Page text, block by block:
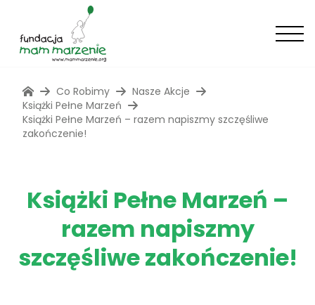
Co Robimy
Nasze Akcje
Książki Pełne Marzeń
Książki Pełne Marzeń – razem napiszmy szczęśliwe
zakończenie!
Książki Pełne Marzeń –
razem napiszmy
szczęśliwe zakończenie!